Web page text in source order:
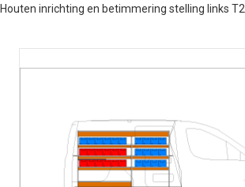
Houten inrichting en betimmering stelling links T2